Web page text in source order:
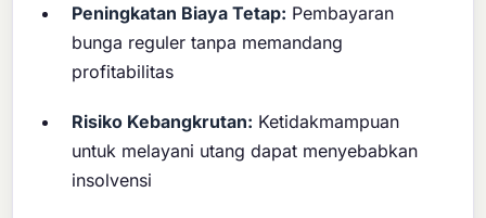
Peningkatan Biaya Tetap: Pembayaran
bunga reguler tanpa memandang
profitabilitas
Risiko Kebangkrutan: Ketidakmampuan
untuk melayani utang dapat menyebabkan
insolvensi